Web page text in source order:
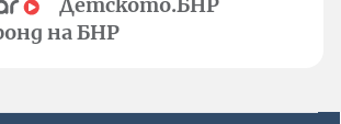
на БНР